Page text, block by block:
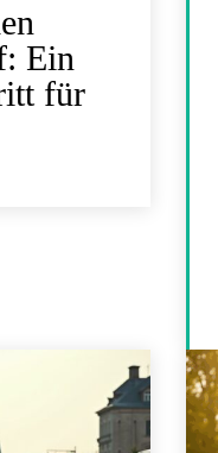
Ein
für